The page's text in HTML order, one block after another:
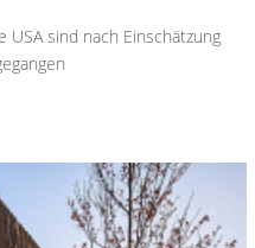
sind nach Einschätzung